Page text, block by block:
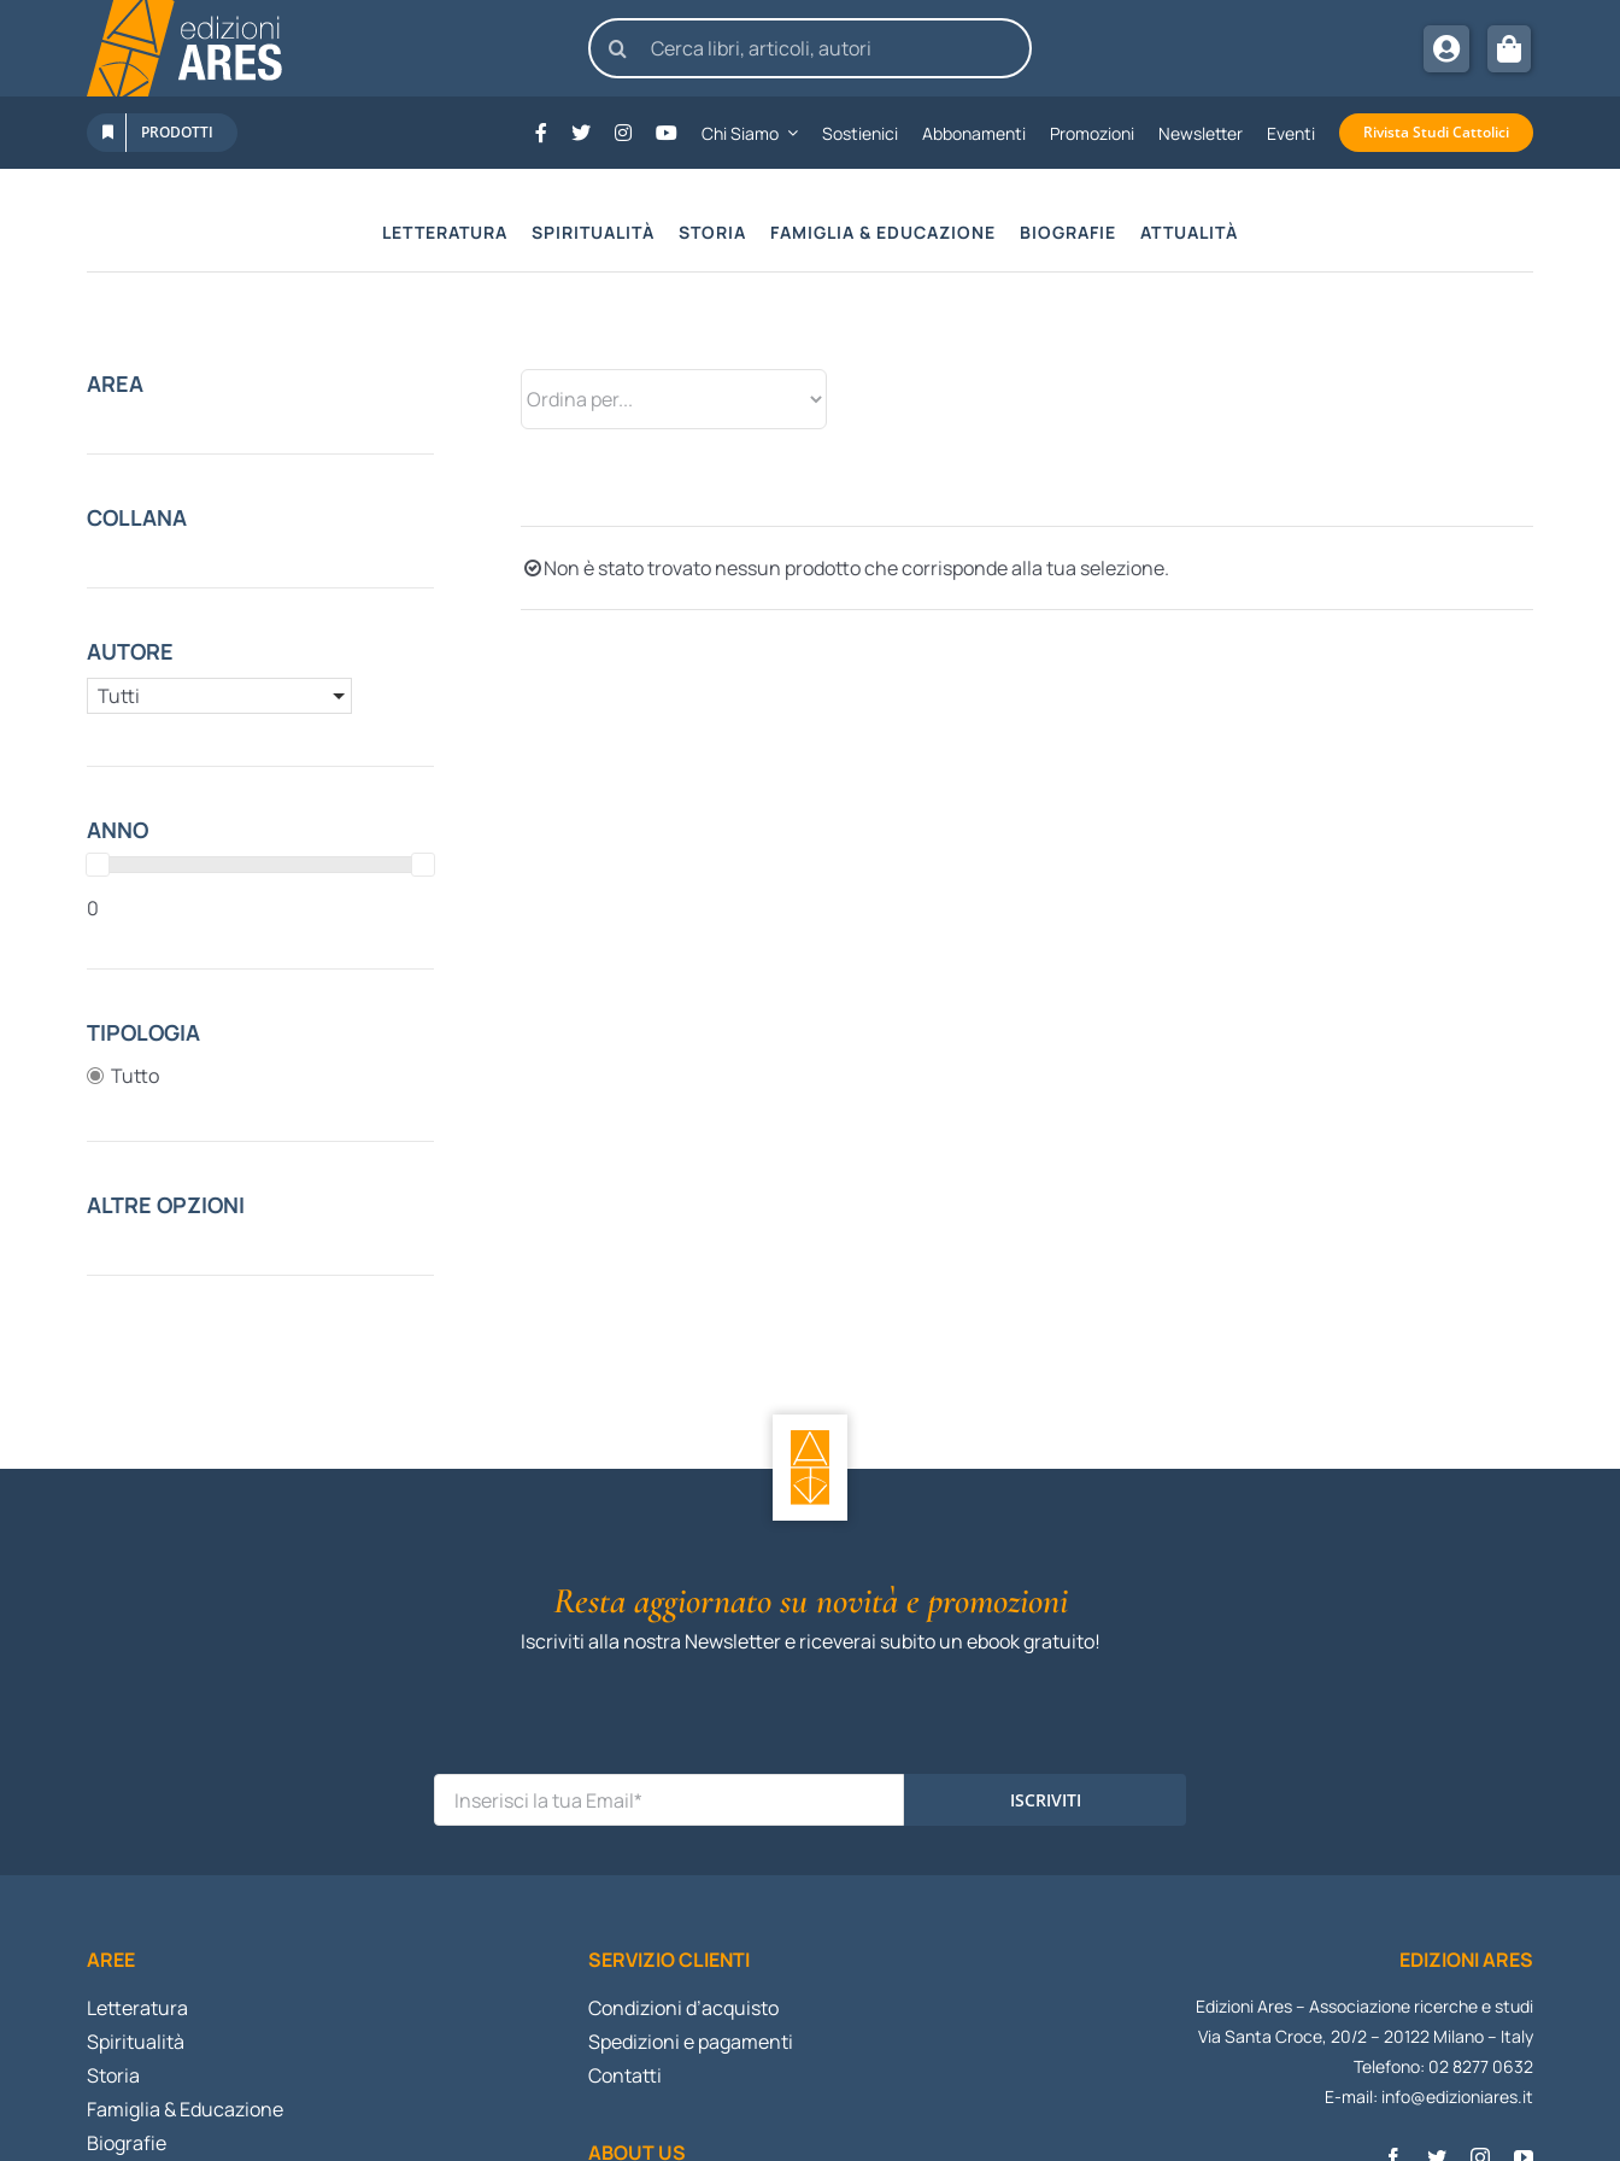
contenuto
Cerca
per:
PRODOTTI Chi Siamo Sostienici Abbonamenti Promozioni Newsletter Eventi Rivista Studi Cattolici
LETTERATURA SPIRITUALITÀ STORIA FAMIGLIA & EDUCAZIONE BIOGRAFIE ATTUALITÀ
Non è stato trovato nessun prodotto che corrisponde alla tua selezione.
AREA
COLLANA
AUTORE
Tutti
ANNO
0
TIPOLOGIA
Tutto
ALTRE OPZIONI
Resta aggiornato su novità e promozioni
Iscriviti alla nostra Newsletter e riceverai subito un ebook gratuito!
ISCRIVITI
AREE
Letteratura
Spiritualità
Storia
Famiglia & Educazione
Biografie
SERVIZIO CLIENTI
Condizioni d’acquisto
Spedizioni e pagamenti
Contatti
ABOUT US
EDIZIONI ARES
Edizioni Ares – Associazione ricerche e studi
Via Santa Croce, 20/2 – 20122 Milano – Italy
Telefono: 02 8277 0632
E-mail: info@edizioniares.it